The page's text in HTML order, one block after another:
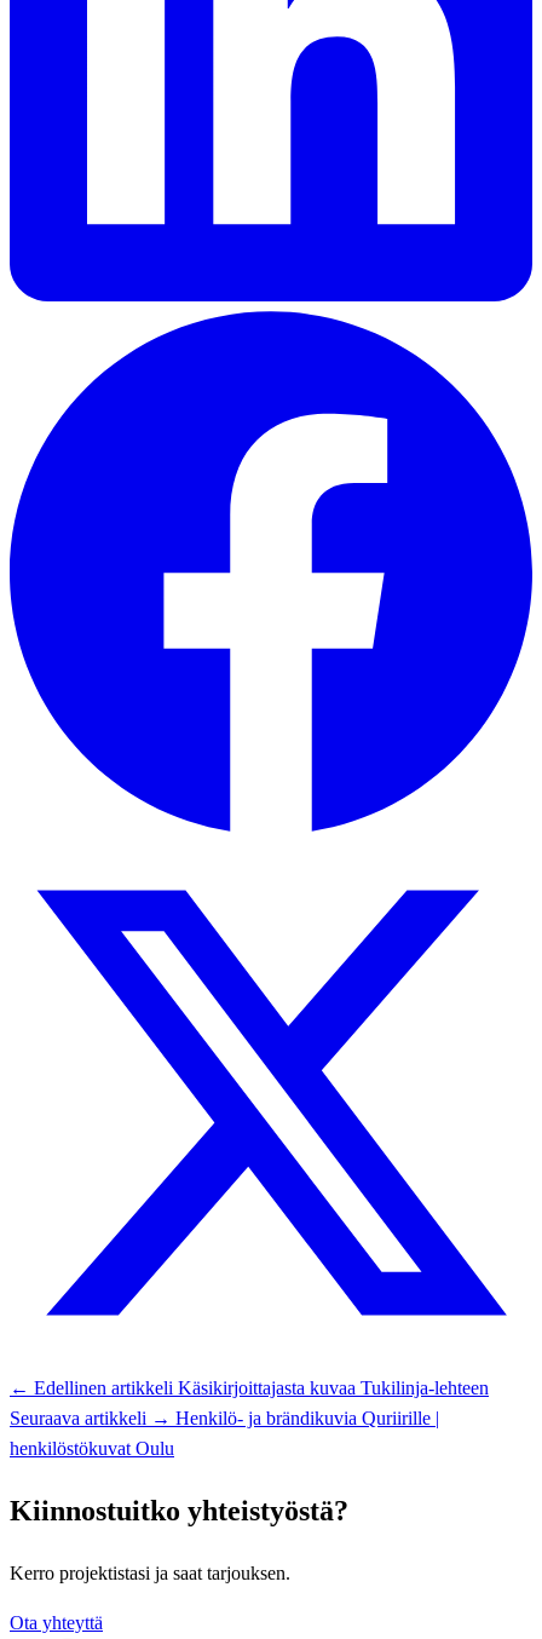
← Edellinen artikkeli Käsikirjoittajasta kuvaa Tukilinja-lehteen
Seuraava artikkeli → Henkilö- ja brändikuvia Quriirille |
henkilöstökuvat Oulu
Kiinnostuitko yhteistyöstä?
Kerro projektistasi ja saat tarjouksen.
Ota yhteyttä